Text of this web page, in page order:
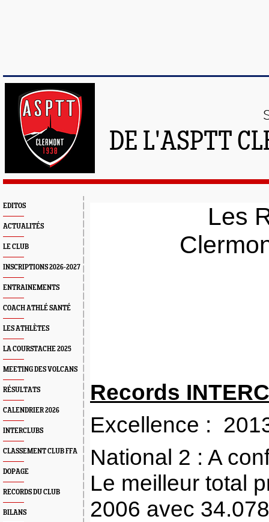
DE L'ASPTT
EDITOS
ACTUALITÉS
LE CLUB
INSCRIPTIONS 2026-2027
ENTRAINEMENTS
COACH ATHLÉ SANTÉ
LES ATHLÈTES
LA COURSTACHE 2025
MEETING DES VOLCANS
RÉSULTATS
CALENDRIER 2026
INTERCLUBS
CLASSEMENT CLUB FFA
DOPAGE
RECORDS DU CLUB
BILANS
Les
Records
Excellence :
National 2 : A
Le meilleur total
2006 avec